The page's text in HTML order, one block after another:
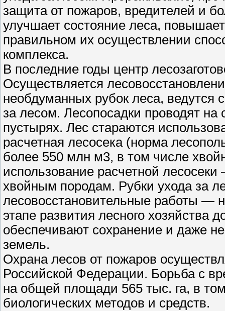
защита от пожаров, вредителей и
улучшает состояние леса,
правильном их осуществлении
комплекса.
В последние годы центр
Осуществляется
необдуманных рубок леса, ведутся
за лесом. Лесопосадки проводят
пустырях. Лес стараются
расчетная лесосека (норма
более 550 млн м3, в том числе
использование расчетной
хвойным породам. Рубки ухода за
лесовосстановительные работы —
этапе развития лесного хозяйства
обеспечивают сохранение и даже
земель.
Охрана лесов от пожаров
Российской Федерации. Борьба с
на общей площади 565 тыс. га, в
биологических методов и средств.